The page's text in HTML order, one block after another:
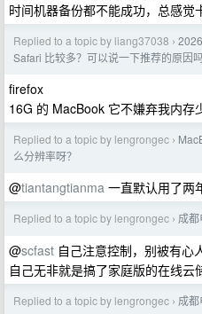
时间机器备份都不能成功，总感觉
Replied to a topic by liang37038 ›
Safari 比较多？可以说一下推荐的原因吗
firefox
16G 的 MacBook 它不嫌弃我内存
Replied to a topic by lengrongec ›
么分辨率呀？
@tiantangtianma 一直默认用了两
Replied to a topic by lengrongec › 成
@scfast 自己注意控制，别被有心
自己无非就是搞了家庭版的在线
Replied to a topic by lengrongec › 成